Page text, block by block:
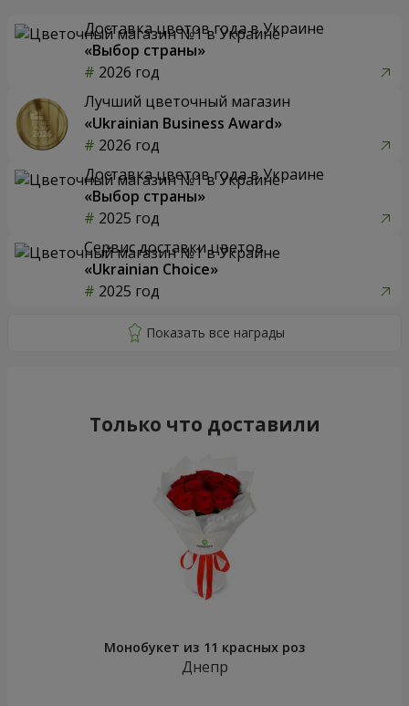
Доставка цветов года в Украине
«Выбор страны»
2026 год
Лучший цветочный магазин
«Ukrainian Business Award»
2026 год
Доставка цветов года в Украине
«Выбор страны»
2025 год
Сервис доставки цветов
«Ukrainian Choice»
2025 год
Только что доставили
Монобукет из 11 красных роз
Днепр